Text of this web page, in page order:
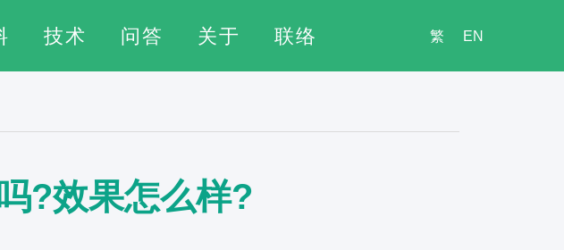
技术 问答 关于 联络 繁 EN
?效果怎么样?